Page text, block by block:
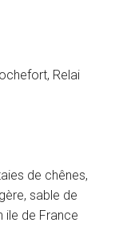
Relai
de chênes,
sable de
ile de France